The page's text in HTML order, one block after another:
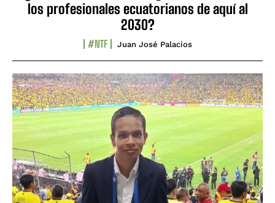
los profesionales ecuatorianos de aquí al
2030?
#NTF Juan José Palacios